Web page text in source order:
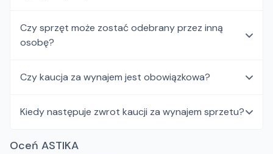
Czy sprzęt może zostać odebrany przez inną
osobę?
Czy kaucja za wynajem jest obowiązkowa?
Kiedy następuje zwrot kaucji za wynajem sprzetu?
Oceń ASTIKA